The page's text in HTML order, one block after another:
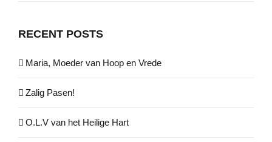
RECENT POSTS
Maria, Moeder van Hoop en Vrede
Zalig Pasen!
O.L.V van het Heilige Hart